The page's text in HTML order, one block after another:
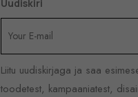
Uudiskiri
Liitu uudiskirjaga ja saa
toodetest, kampaaniatest,